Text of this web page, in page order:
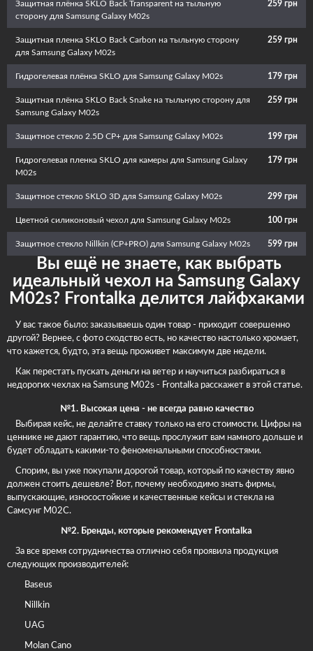
Защитная плёнка SKLO Back Transparent на тыльную
сторону для Samsung Galaxy M02s
259 грн
Защитная пленка SKLO Back Carbon на тыльную сторону
для Samsung Galaxy M02s
259 грн
Гидрогелевая плёнка SKLO для Samsung Galaxy M02s 179 грн
Защитная плёнка SKLO Back Snake на тыльную сторону для
Samsung Galaxy M02s
259 грн
Защитное стекло 2.5D CP+ для Samsung Galaxy M02s 199 грн
Гидрогелевая пленка SKLO для камеры для Samsung Galaxy
M02s
179 грн
Защитное стекло SKLO 3D для Samsung Galaxy M02s 299 грн
Цветной силиконовый чехол для Samsung Galaxy M02s 100 грн
Защитное стекло Nillkin (CP+PRO) для Samsung Galaxy M02s 599 грн
Вы ещё не знаете, как выбрать
идеальный чехол на Samsung Galaxy
M02s? Frontalka делится лайфхаками
У вас такое было: заказываешь один товар - приходит совершенно
другой? Вернее, с фото сходство есть, но качество настолько хромает,
что кажется, будто, эта вещь проживет максимум две недели.
Как перестать пускать деньги на ветер и научиться разбираться в
недорогих чехлах на Samsung M02s - Frontalka расскажет в этой статье.
№1. Высокая цена - не всегда равно качество
Выбирая кейс, не делайте ставку только на его стоимости. Цифры на
ценнике не дают гарантию, что вещь прослужит вам намного дольше и
будет обладать какими-то феноменальными способностями.
Спорим, вы уже покупали дорогой товар, который по качеству явно
должен стоить дешевле? Вот, почему необходимо знать фирмы,
выпускающие, износостойкие и качественные кейсы и стекла на
Самсунг М02С.
№2. Бренды, которые рекомендует Frontalka
За все время сотрудничества отлично себя проявила продукция
следующих производителей:
Baseus
Nillkin
UAG
Molan Cano